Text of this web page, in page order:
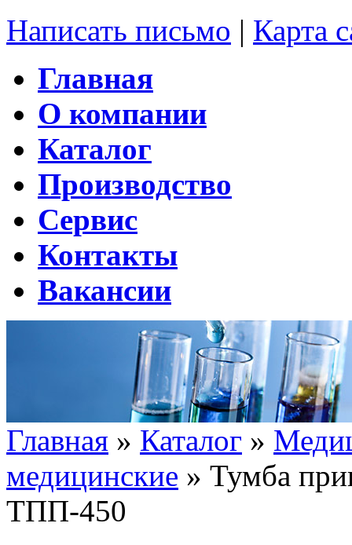
Написать письмо | Карта
Главная
О компании
Каталог
Производство
Сервис
Контакты
Вакансии
Главная » Каталог »
медицинские » Тумба
ТПП-450